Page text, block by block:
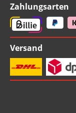
Zahlungsarten
Versand